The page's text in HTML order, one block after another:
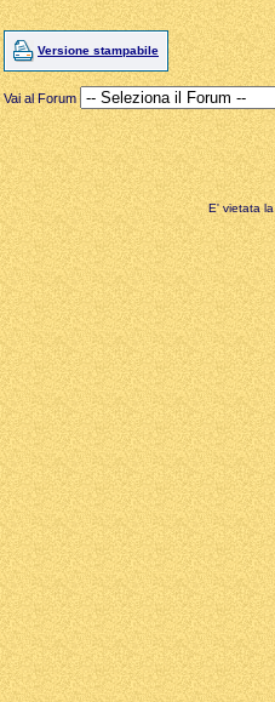
Versione stampabile
Vai al Forum
E' vietata